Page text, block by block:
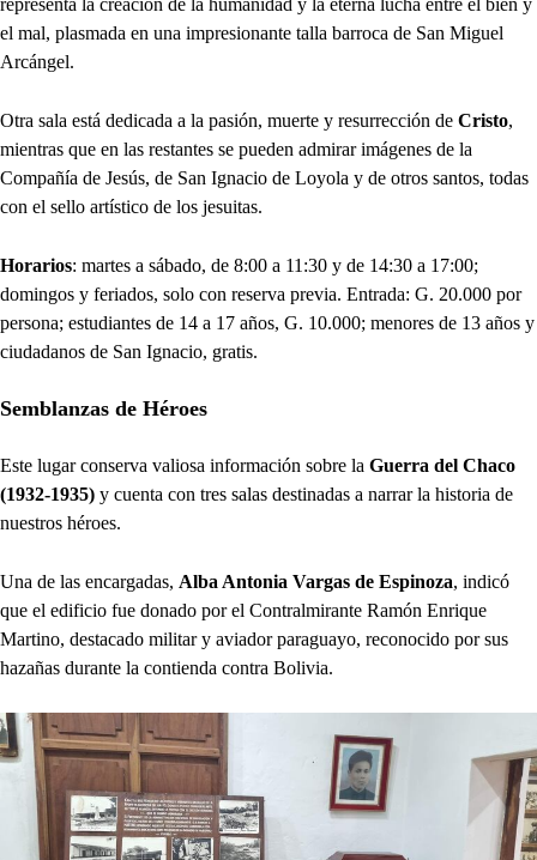
representa la creación de la humanidad y la eterna lucha entre el bien y
el mal, plasmada en una impresionante talla barroca de San Miguel
Arcángel.
Otra sala está dedicada a la pasión, muerte y resurrección de Cristo,
mientras que en las restantes se pueden admirar imágenes de la
Compañía de Jesús, de San Ignacio de Loyola y de otros santos, todas
con el sello artístico de los jesuitas.
Horarios: martes a sábado, de 8:00 a 11:30 y de 14:30 a 17:00;
domingos y feriados, solo con reserva previa. Entrada: G. 20.000 por
persona; estudiantes de 14 a 17 años, G. 10.000; menores de 13 años y
ciudadanos de San Ignacio, gratis.
Semblanzas de Héroes
Este lugar conserva valiosa información sobre la Guerra del Chaco
(1932-1935) y cuenta con tres salas destinadas a narrar la historia de
nuestros héroes.
Una de las encargadas, Alba Antonia Vargas de Espinoza, indicó
que el edificio fue donado por el Contralmirante Ramón Enrique
Martino, destacado militar y aviador paraguayo, reconocido por sus
hazañas durante la contienda contra Bolivia.